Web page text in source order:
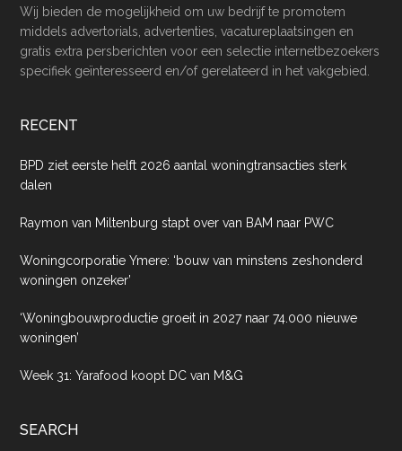
Wij bieden de mogelijkheid om uw bedrijf te promotem
middels advertorials, advertenties, vacatureplaatsingen en
gratis extra persberichten voor een selectie internetbezoekers
specifiek geïnteresseerd en/of gerelateerd in het vakgebied.
RECENT
BPD ziet eerste helft 2026 aantal woningtransacties sterk
dalen
Raymon van Miltenburg stapt over van BAM naar PWC
Woningcorporatie Ymere: ‘bouw van minstens zeshonderd
woningen onzeker’
‘Woningbouwproductie groeit in 2027 naar 74.000 nieuwe
woningen’
Week 31: Yarafood koopt DC van M&G
SEARCH